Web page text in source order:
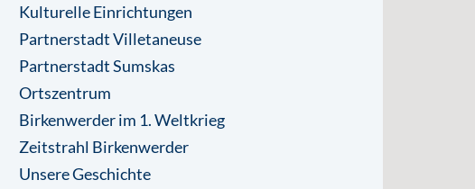
Kulturelle Einrichtungen
Partnerstadt Villetaneuse
Partnerstadt Sumskas
Ortszentrum
Birkenwerder im 1. Weltkrieg
Zeitstrahl Birkenwerder
Unsere Geschichte